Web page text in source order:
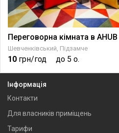
Переговорна кімната в AHUB
Шевченківський, Підзамче
10 грн/год до 5 о.
Інформація
Контакти
Для власників приміщень
Тарифи